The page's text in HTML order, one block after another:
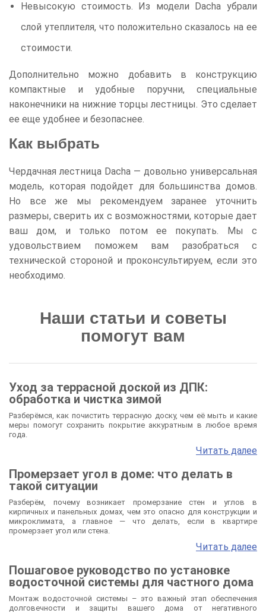
Невысокую стоимость. Из модели Dacha убрали
слой утеплителя, что положительно сказалось на ее
стоимости.
Дополнительно можно добавить в конструкцию
компактные и удобные поручни, специальные
наконечники на нижние торцы лестницы. Это сделает
ее еще удобнее и безопаснее.
Как выбрать
Чердачная лестница Dacha — довольно универсальная
модель, которая подойдет для большинства домов.
Но все же мы рекомендуем заранее уточнить
размеры, сверить их с возможностями, которые дает
ваш дом, и только потом ее покупать. Мы с
удовольствием поможем вам разобраться с
технической стороной и проконсультируем, если это
необходимо.
Наши статьи и советы
помогут вам
Уход за террасной доской из ДПК:
обработка и чистка зимой
Разберёмся, как почистить террасную доску, чем её мыть и какие
меры помогут сохранить покрытие аккуратным в любое время
года.
Читать далее
Промерзает угол в доме: что делать в
такой ситуации
Разберём, почему возникает промерзание стен и углов в
кирпичных и панельных домах, чем это опасно для конструкции и
микроклимата, а главное — что делать, если в квартире
промерзает угол или стена.
Читать далее
Пошаговое руководство по установке
водосточной системы для частного дома
Монтаж водосточной системы – это важный этап обеспечения
долговечности и защиты вашего дома от негативного